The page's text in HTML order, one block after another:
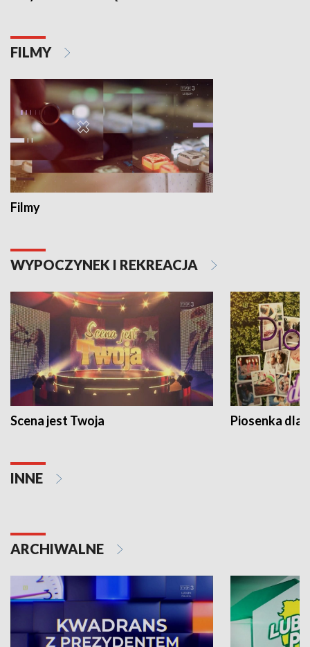
FILMY
Filmy
WYPOCZYNEK I REKREACJA
Scena jest Twoja Piosenka dla
INNE
ARCHIWALNE